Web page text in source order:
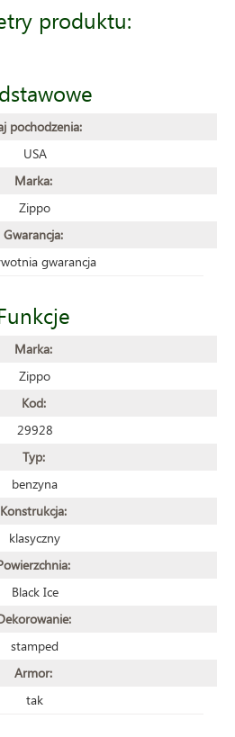
produktu:
pochodzenia:
USA
Marka:
Zippo
Gwarancja:
gwarancja
Marka:
Zippo
Kod:
29928
Typ:
benzyna
Konstrukcja:
klasyczny
Black Ice
stamped
Armor:
tak